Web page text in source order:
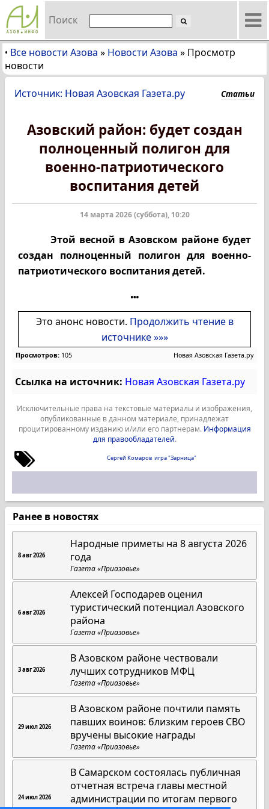
Поиск
• Все новости Азова » Новости Азова » Просмотр
новости
Источник: Новая Азовская Газета.ру Статьи
Азовский район: будет создан
полноценный полигон для
военно-патриотического
воспитания детей
14 марта 2026 (суббота), 10:20
Этой весной в Азовском районе будет
создан полноценный полигон для военно-
патриотического воспитания детей.
Это анонс новости. Продолжить чтение в
источнике »»»
Просмотров: 105 Новая Азовская Газета.ру
Ссылка на источник: Новая Азовская Газета.ру
Исключительные права на текстовые материалы и изображения,
опубликованные в данном материале, принадлежат
процитированному изданию и/или его партнерам. Информация
для правообладателей.
Сергей Комаров игра "Зарница"
Ранее в новостях
8 авг 2026
Народные приметы на 8 августа 2026
года
Газета «Приазовье»
6 авг 2026
Алексей Господарев оценил
туристический потенциал Азовского
района
Газета «Приазовье»
3 авг 2026
В Азовском районе чествовали
лучших сотрудников МФЦ
Газета «Приазовье»
29 июл 2026
В Азовском районе почтили память
павших воинов: близким героев СВО
вручены высокие награды
Газета «Приазовье»
24 июл 2026
В Самарском состоялась публичная
отчетная встреча главы местной
администрации по итогам первого